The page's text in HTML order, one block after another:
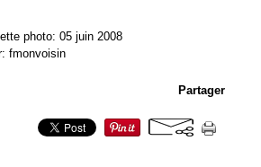
photo: 05 juin 2008
fmonvoisin
Partager